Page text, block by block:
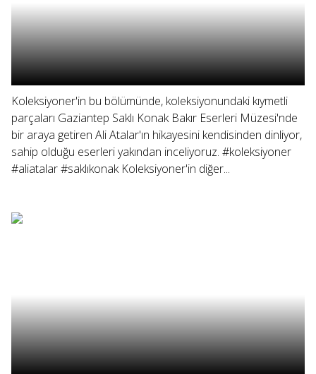
Koleksiyoner'in bu bölümünde, koleksiyonundaki kıymetli
parçaları Gaziantep Saklı Konak Bakır Eserleri Müzesi'nde
bir araya getiren Ali Atalar'ın hikayesini kendisinden dinliyor,
sahip olduğu eserleri yakından inceliyoruz. #koleksiyoner
#aliatalar #saklıkonak Koleksiyoner'in diğer...